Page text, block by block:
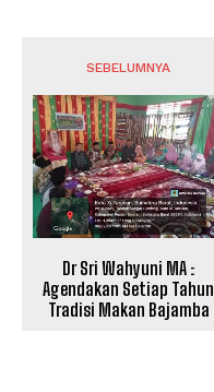
SEBELUMNYA
Dr Sri Wahyuni MA :
Agendakan Setiap Tahun
Tradisi Makan Bajamba